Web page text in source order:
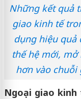
Những kết quả
giao kinh tế
dụng hiệu quả
thế hệ mới,
hơn vào chuỗi
Ngoại giao kinh